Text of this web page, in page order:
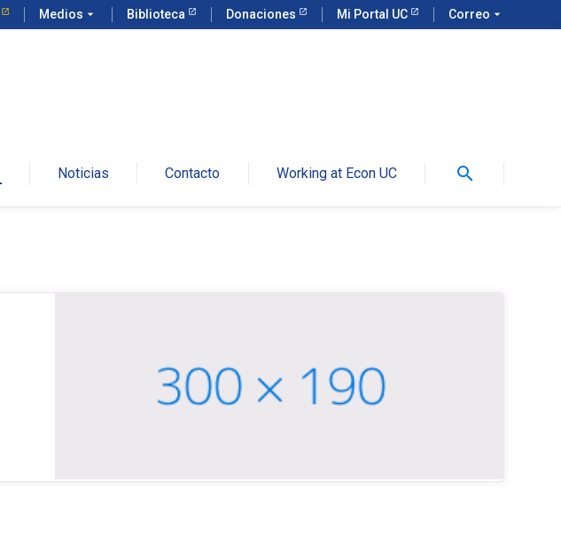
Medios arrow_drop_down Biblioteca Donaciones Mi Portal UC Correo arrow_drop_down
Noticias Contacto Working at Econ UC search